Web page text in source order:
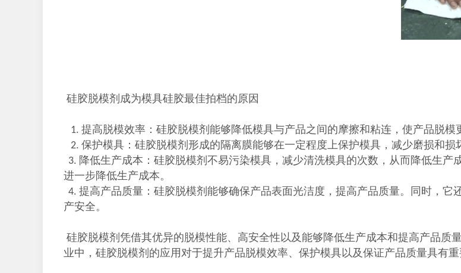
硅胶脱模剂成为模具硅胶最佳拍档的原因
1. 提高脱模效率：硅胶脱模剂能够降低模具与产品之间的摩擦和粘连，使产品脱模
2. 保护模具：硅胶脱模剂形成的隔离膜能够在一定程度上保护模具，减少磨损和损
3. 降低生产成本：硅胶脱模剂不易污染模具，减少清洗模具的次数，从而降低生产
进一步降低生产成本。
4. 提高产品质量：硅胶脱模剂能够确保产品表面光洁度，提高产品质量。同时，
产安全。
硅胶脱模剂凭借其优异的脱模性能、高安全性以及能够降低生产成本和提高产品质
业中，硅胶脱模剂的应用对于提升产品脱模效率、保护模具以及保证产品质量具有重